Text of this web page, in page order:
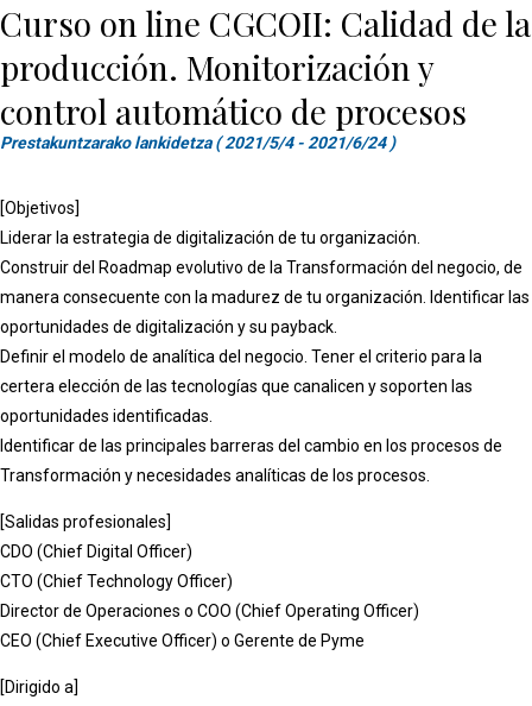
Curso on line CGCOII: Calidad de la
producción. Monitorización y
control automático de procesos
Prestakuntzarako lankidetza ( 2021/5/4 - 2021/6/24 )
[Objetivos]
Liderar la estrategia de digitalización de tu organización.
Construir del Roadmap evolutivo de la Transformación del negocio, de
manera consecuente con la madurez de tu organización. Identificar las
oportunidades de digitalización y su payback.
Definir el modelo de analítica del negocio. Tener el criterio para la
certera elección de las tecnologías que canalicen y soporten las
oportunidades identificadas.
Identificar de las principales barreras del cambio en los procesos de
Transformación y necesidades analíticas de los procesos.
[Salidas profesionales]
CDO (Chief Digital Officer)
CTO (Chief Technology Officer)
Director de Operaciones o COO (Chief Operating Officer)
CEO (Chief Executive Officer) o Gerente de Pyme
[Dirigido a]